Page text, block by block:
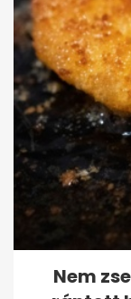
Nem